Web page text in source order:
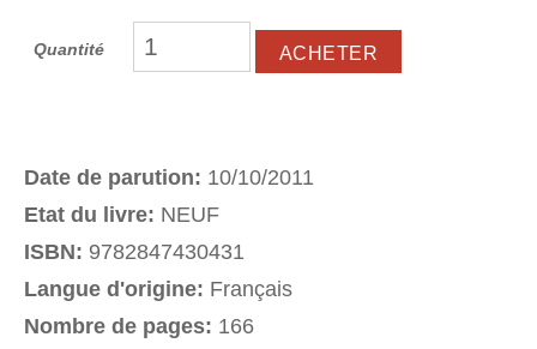
Quantité
Date de parution: 10/10/2011
Etat du livre: NEUF
ISBN: 9782847430431
Langue d'origine: Français
Nombre de pages: 166